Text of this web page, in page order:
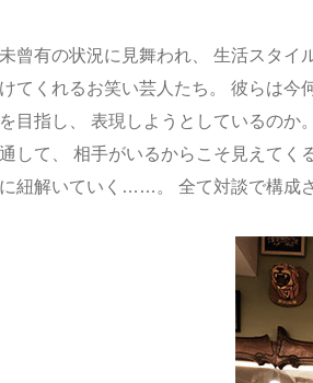
未曾有の状況に見舞われ、 生活スタイ
けてくれるお笑い芸人たち。 彼らは今
を目指し、 表現しようとしているのか
通して、 相手がいるからこそ見えてく
に紐解いていく……。 全て対談で構成